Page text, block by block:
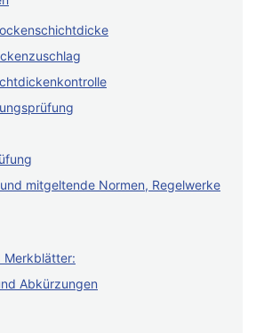
mitgeltende Normen, Regelwerke
Merkblätter:
Abkürzungen